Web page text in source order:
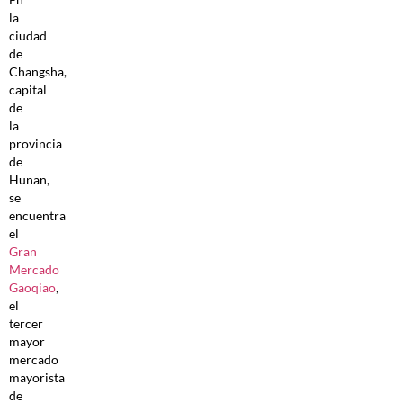
la
ciudad
de
Changsha,
capital
de
la
provincia
de
Hunan,
se
encuentra
el
Gran
Mercado
Gaoqiao,
el
tercer
mayor
mercado
mayorista
de